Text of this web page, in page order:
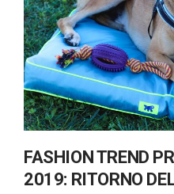
FASHION TREND
2019: RITORNO